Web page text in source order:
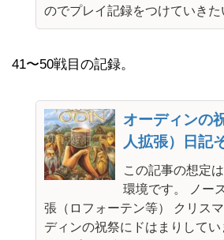
のでプレイ記録をつけていき
41〜50戦目の記録。
オーディンの
人拡張）日記
この記事の想定
環境です。 ノー
張（ロフォーテン等） クリス
ディンの祝祭にドはまりして